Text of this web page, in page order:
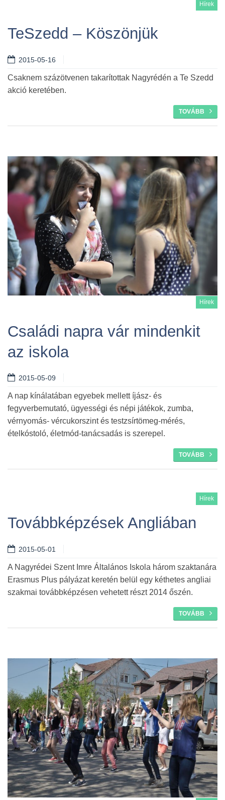
Hírek
TeSzedd – Köszönjük
2015-05-16
Csaknem százötvenen takarítottak Nagyrédén a Te Szedd
akció keretében.
TOVÁBB
Hírek
Családi napra vár mindenkit
az iskola
2015-05-09
A nap kínálatában egyebek mellett íjász- és
fegyverbemutató, ügyességi és népi játékok, zumba,
vérnyomás- vércukorszint és testzsírtömeg-mérés,
ételkóstoló, életmód-tanácsadás is szerepel.
TOVÁBB
Hírek
Továbbképzések Angliában
2015-05-01
A Nagyrédei Szent Imre Általános Iskola három szaktanára
Erasmus Plus pályázat keretén belül egy kéthetes angliai
szakmai továbbképzésen vehetett részt 2014 őszén.
TOVÁBB